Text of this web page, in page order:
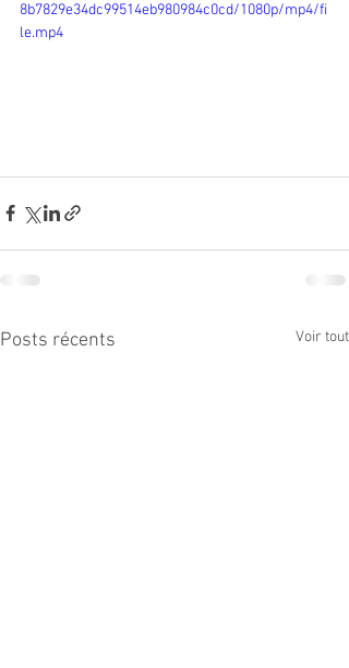
8b7829e34dc99514eb980984c0cd/1080p/mp4/fi
le.mp4
Posts récents Voir tout